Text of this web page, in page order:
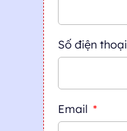
Số điện thoại
Email